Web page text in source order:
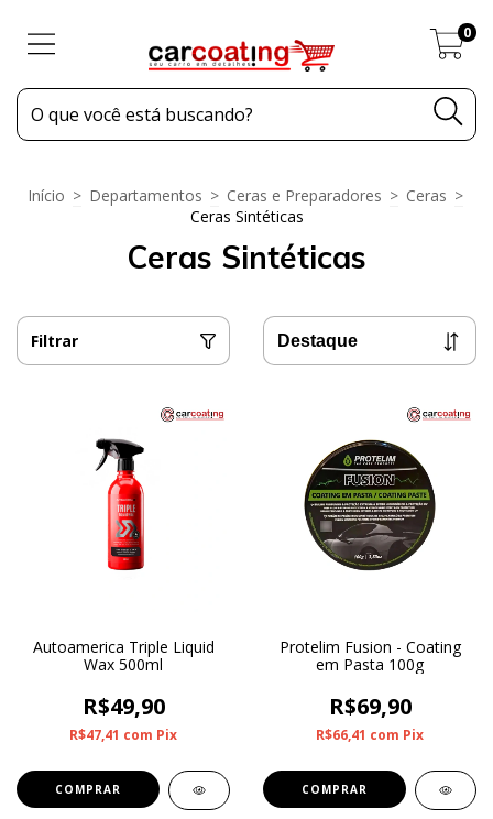
0
Início > Departamentos > Ceras e Preparadores > Ceras >
Ceras Sintéticas
Ceras Sintéticas
Filtrar
Autoamerica Triple Liquid
Wax 500ml
R$49,90
R$47,41 com Pix
Protelim Fusion - Coating
em Pasta 100g
R$69,90
R$66,41 com Pix